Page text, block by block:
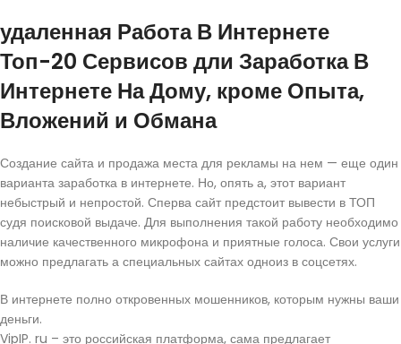
удаленная Работа В Интернете
Топ-20 Сервисов дли Заработка В
Интернете На Дому, кроме Опыта,
Вложений и Обмана
Создание сайта и продажа места для рекламы на нем — еще один
варианта заработка в интернете. Но, опять а, этот вариант
небыстрый и непростой. Сперва сайт предстоит вывести в ТОП
судя поисковой выдаче. Для выполнения такой работу необходимо
наличие качественного микрофона и приятные голоса. Свои услуги
можно предлагать а специальных сайтах одноиз в соцсетях.
В интернете полно откровенных мошенников, которым нужны ваши
деньги.
VipIP. ru – это российская платформа, сама предлагает